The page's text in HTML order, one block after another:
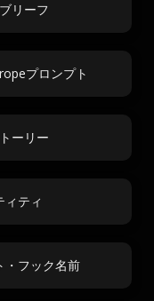
リーフ
プロンプト
ーリー
ィティ
・フック名前